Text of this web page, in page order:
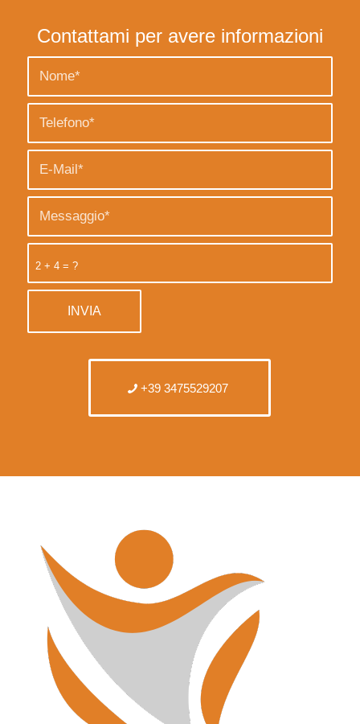
Contattami per avere informazioni
2 + 4 = ?
+39 3475529207